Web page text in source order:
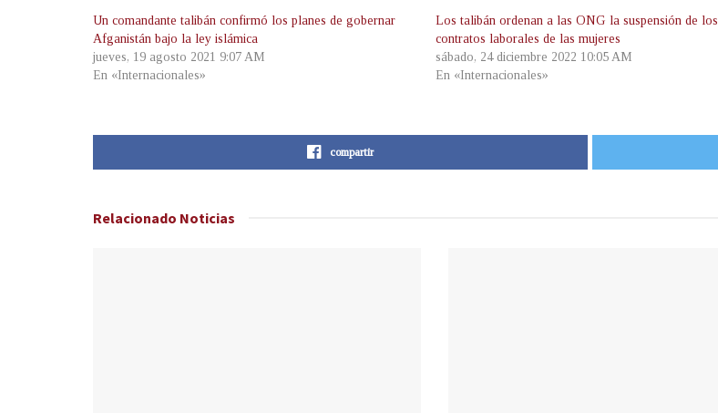
Un comandante talibán confirmó los planes de gobernar
Afganistán bajo la ley islámica
jueves, 19 agosto 2021 9:07 AM
En «Internacionales»
Los talibán ordenan a las ONG la suspensión de los
contratos laborales de las mujeres
sábado, 24 diciembre 2022 10:05 AM
En «Internacionales»
compartir
Relacionado Noticias